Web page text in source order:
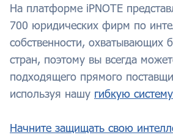
На платформе iPNOTE
700 юридических фирм по
собственности, охватывающих
стран, поэтому вы всегда
подходящего прямого
используя нашу гибкую
Начните защищать свою